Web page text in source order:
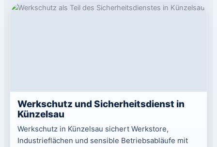
Werkschutz und Sicherheitsdienst in
Künzelsau
Werkschutz in Künzelsau sichert Werkstore,
Industrieflächen und sensible Betriebsabläufe mit